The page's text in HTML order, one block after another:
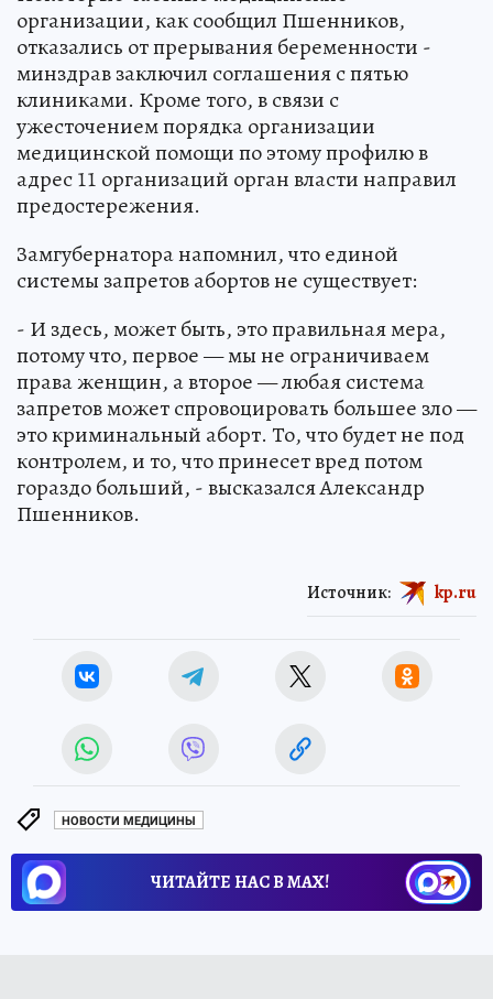
организации, как сообщил Пшенников,
отказались от прерывания беременности -
минздрав заключил соглашения с пятью
клиниками. Кроме того, в связи с
ужесточением порядка организации
медицинской помощи по этому профилю в
адрес 11 организаций орган власти направил
предостережения.
Замгубернатора напомнил, что единой
системы запретов абортов не существует:
- И здесь, может быть, это правильная мера,
потому что, первое — мы не ограничиваем
права женщин, а второе — любая система
запретов может спровоцировать большее зло —
это криминальный аборт. То, что будет не под
контролем, и то, что принесет вред потом
гораздо больший, - высказался Александр
Пшенников.
Источник: kp.ru
НОВОСТИ МЕДИЦИНЫ
ЧИТАЙТЕ НАС В МАХ!